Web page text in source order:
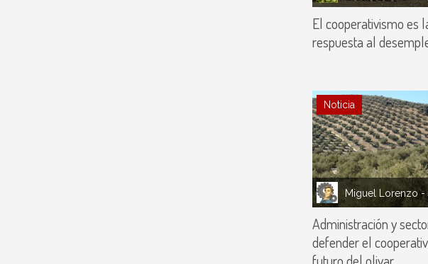
El cooperativismo es
respuesta al
Miguel Lorenzo -
Noticia
Administración y
defender el